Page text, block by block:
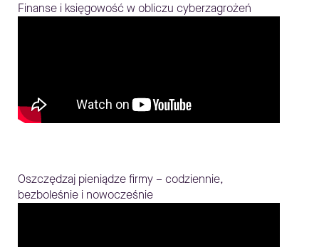
Finanse i księgowość w obliczu cyberzagrożeń
Oszczędzaj pieniądze firmy – codziennie,
bezboleśnie i nowocześnie